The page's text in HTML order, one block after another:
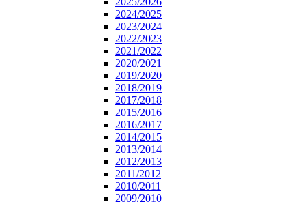
2024/2025
2023/2024
2022/2023
2021/2022
2020/2021
2019/2020
2018/2019
2017/2018
2015/2016
2016/2017
2014/2015
2013/2014
2012/2013
2011/2012
2010/2011
2009/2010